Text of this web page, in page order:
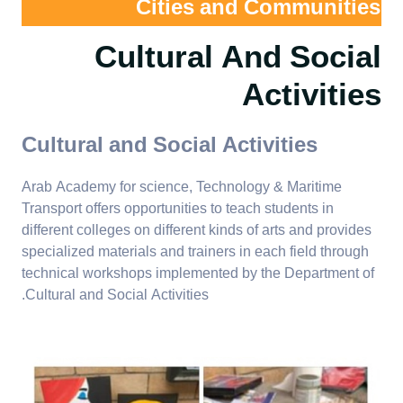
11.2.4.a Public
access to
AASTMT Stadium
and Playground
11.2.4.b Public
access to
AASTMT Campus
Ground
contribution
11.2.5.a Arts and
contribution
11.2.6 Record and
and preserve
cultural heritage
11.4.4 Affordable housing
for employees
11.4.5 Affordable housing
on campus
11.4.7 Local authority
collaboration regarding
planning and development
standards
Cities and Communities
Cultural And Social
Activities
Cultural and Social Activities
Arab Academy for science, Technology & Maritime
Transport offers opportunities to teach students in
different colleges on different kinds of arts and provides
specialized materials and trainers in each field through
technical workshops implemented by the Department of
Cultural and Social Activities.